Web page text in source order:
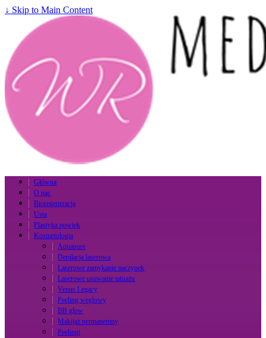
↓ Skip to Main Content
Główna
O nas
Bioregeneracja
Usta
Plastyka powiek
Kosmetologia
Aquapure
Depilacja laserowa
Laserowe zamykanie naczynek
Laserowe usuwanie tatuażu
Venus Legacy
Peeling węglowy
BB glow
Makijaż permanentny
Peelingi